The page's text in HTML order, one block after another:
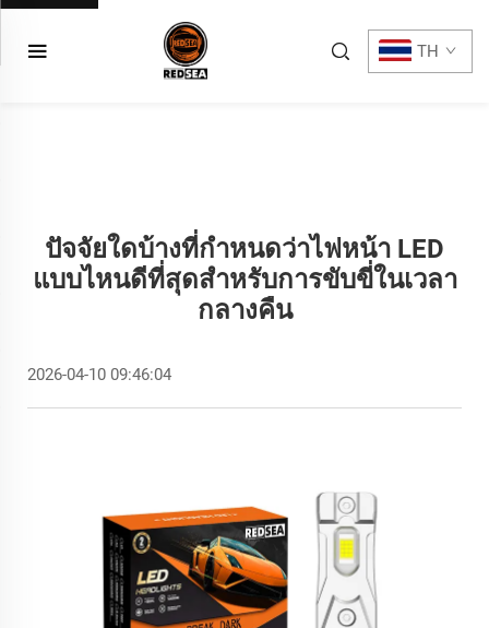
TH
ปัจจัยใดบ้างที่กำหนดว่าไฟหน้า LED
แบบไหนดีที่สุดสำหรับการขับขี่ในเวลา
กลางคืน
2026-04-10 09:46:04